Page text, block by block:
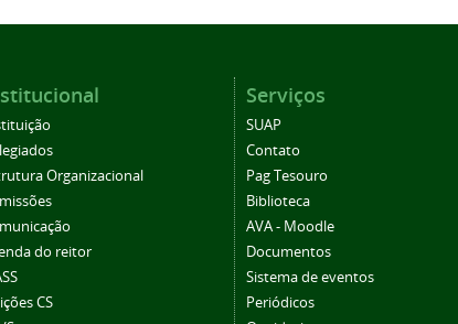
Organizacional
do reitor
CS
Serviços
SUAP
Contato
Pag Tesouro
Biblioteca
AVA - Moodle
Documentos
Sistema de eventos
Periódicos